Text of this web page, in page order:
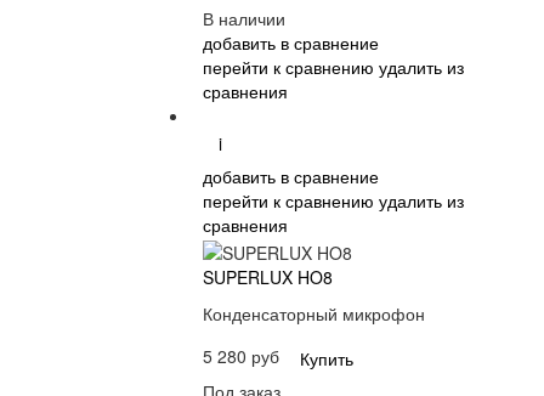
В наличии
добавить в сравнение
перейти к сравнению удалить из
сравнения
i
добавить в сравнение
перейти к сравнению удалить из
сравнения
SUPERLUX HO8
Конденсаторный микрофон
5 280 руб
Купить
Под заказ